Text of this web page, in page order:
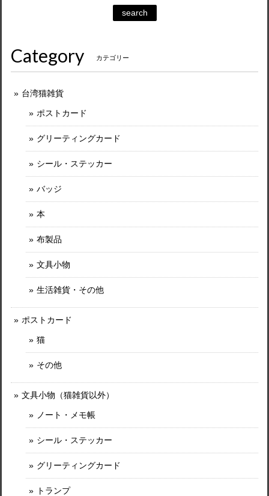
search
Category カテゴリー
台湾猫雑貨
ポストカード
グリーティングカード
シール・ステッカー
バッジ
本
布製品
文具小物
生活雑貨・その他
ポストカード
猫
その他
文具小物（猫雑貨以外）
ノート・メモ帳
シール・ステッカー
グリーティングカード
トランプ